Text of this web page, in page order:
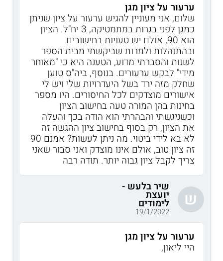
ערעור על ציון מגן
שלום, אני מעוניין להגיש ערעור על ציון שניתן
כמגן לפני בגרות במתמטיקה, 3 יח"ל. הציון
הוא 90, אולם יש טעויות בחישובים
ובהתנהלות ולמרות שביקשתי מבית הספר
לשנות והסברתי מדוע, הטענה היא כי "מאוחר
מידי" לבקש ערעורים. בנוסף, ביה"ס טוען
שחלק מזה ירד בשל היעדרויות שלי ויש לי
אישורים מוצדקים לכל החיסורים. היו מספר
בחינות בהן המורה טעה בחישוב הציון
וכשניגשתי והבהרתי הוא הודה בכך והעלה
את הציון, רק בסוף בחישוב ציון ההגשה זה
לא בא לידי ביטוי. מה ניתן לעשות? אמנם 90
זה ציון טוב, אולם אינו מוצדק ואני סבור שאני
צריך לקבל ציון גבוה יותר. תודה רבה
ש
שיר בלעש -
יועצת
לימודים
19/1/2022
ערעור על ציון מגן
היי ליאון,